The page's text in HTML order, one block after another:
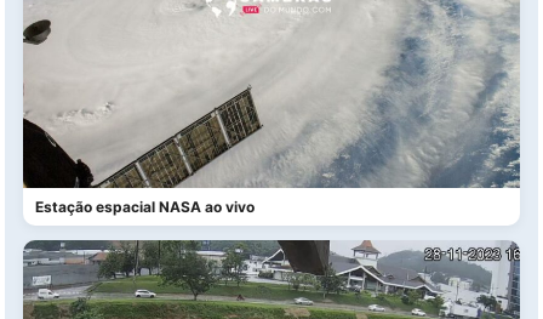
Estação espacial NASA ao vivo